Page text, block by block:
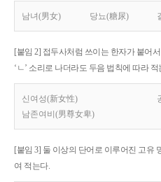
남녀(男女) 당뇨(糖尿)
[붙임 2] 접두사처럼 쓰이는 한자가 붙어
‘ㄴ’ 소리로 나더라도 두음 법칙에 따라 적
신여성(新女性)
남존여비(男尊女卑)
[붙임 3] 둘 이상의 단어로 이루어진 고유
여 적는다.